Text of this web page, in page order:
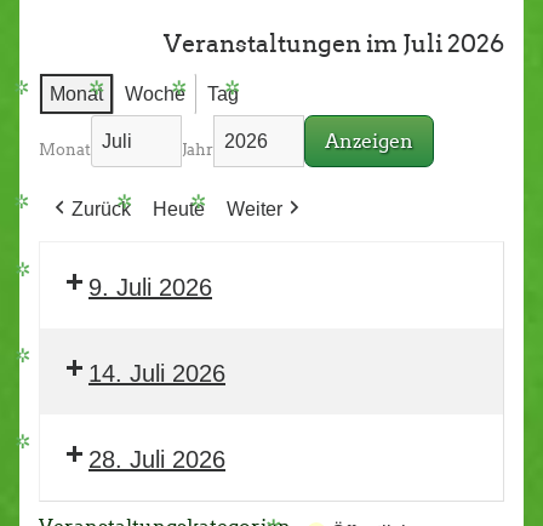
Veranstaltungen im Juli 2026
Monat Woche Tag
Monat Jahr
Zurück Heute Weiter
9. Juli 2026
14. Juli 2026
28. Juli 2026